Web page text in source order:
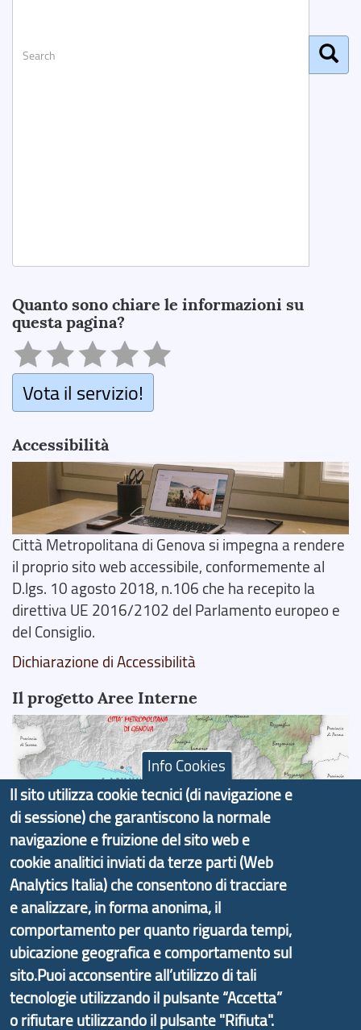
Quanto sono chiare le informazioni su
questa pagina?
Vota il servizio!
Accessibilità
Città Metropolitana di Genova si impegna a rendere
il proprio sito web accessibile, conformemente al
D.lgs. 10 agosto 2018, n.106 che ha recepito la
direttiva UE 2016/2102 del Parlamento europeo e
del Consiglio.
Dichiarazione di Accessibilità
Il progetto Aree Interne
Il portale di marketing territoriale e sviluppo locale
di Genova Città Metropolitana si è sviluppato a
partire dal progetto nazionale Aree Interne
promosso dal Dipartimento per lo Sviluppo
Economico e finalizzato al rilancio socio-economico
delle valli dell’entroterra. In particolare fornisce
informazioni ed aggiornamenti sullaStrategia
d'Area Antola-Tigullio , in collaborazione con Regione
Liguria ed ANCI Liguria.
Info Cookies
Il sito utilizza cookie tecnici (di navigazione e
di sessione) che garantiscono la normale
navigazione e fruizione del sito web e
cookie analitici inviati da terze parti (Web
Analytics Italia) che consentono di tracciare
e analizzare, in forma anonima, il
comportamento per quanto riguarda tempi,
ubicazione geografica e comportamento sul
sito.Puoi acconsentire all’utilizzo di tali
tecnologie utilizzando il pulsante “Accetta”
o rifiutare utilizzando il pulsante "Rifiuta".